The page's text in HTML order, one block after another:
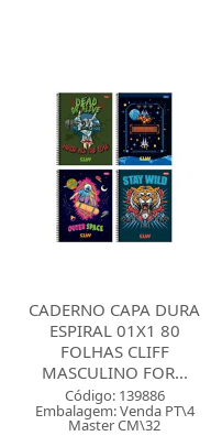
CADERNO CAPA DURA
ESPIRAL 01X1 80
FOLHAS CLIFF
MASCULINO FOR...
Código: 139886
Embalagem: Venda PT\4
Master CM\32